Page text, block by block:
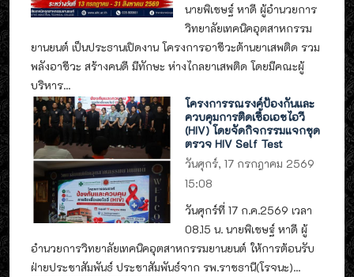
นายพิเชษฐ์ หาดี ผู้อำนวยการ
วิทยาลัยเทคนิคอุตสาหกรรม
ยานยนต์ เป็นประธานเปิดงาน โครงการอาชีวะต้านยาเสพติด รวม
พลังอาชีวะ สร้างคนดี มีทักษะ ห่างไกลยาเสพติด โดยมีคณะผู้
บริหาร...
โครงการรณรงค์ป้องกันและ
ควบคุมการติดเชื้อเอชไอวี
(HIV) โดยจัดกิจกรรมแจกชุด
ตรวจ HIV Self Test
วันศุกร์, 17 กรกฎาคม 2569
15:08
วันศุกร์ที่ 17 ก.ค.2569 เวลา
08.15 น. นายพิเชษฐ์ หาดี ผู้
อำนวยการวิทยาลัยเทคนิคอุตสาหกรรมยานยนต์ ให้การต้อนรับ
ฝ่ายประชาสัมพันธ์ ประชาสัมพันธ์จาก รพ.ราชธานี(โรจนะ)...